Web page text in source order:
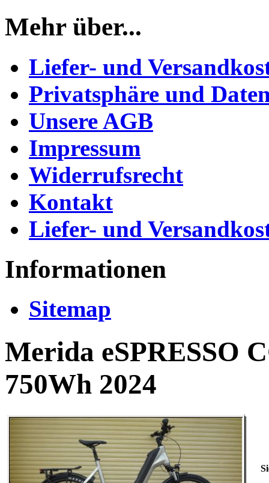
Mehr über...
Liefer- und
Privatsphäre und
Unsere AGB
Impressum
Widerrufsrecht
Kontakt
Liefer- und
Informationen
Sitemap
Merida eSPRESSO
750Wh 2024